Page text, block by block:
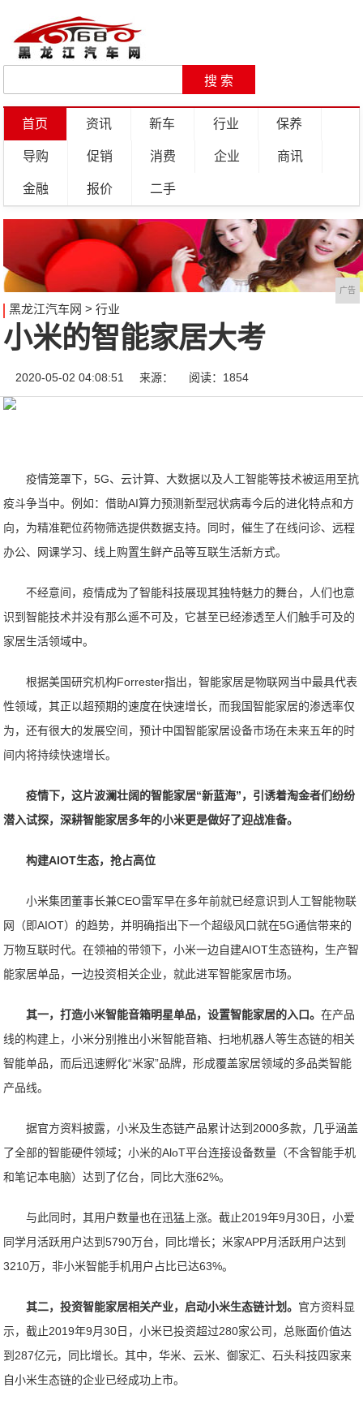
首页 资讯 新车 行业 保养
导购 促销 消费 企业 商讯
金融 报价 二手
广告
黑龙江汽车网 > 行业
小米的智能家居大考
2020-05-02 04:08:51 来源： 阅读：1854
疫情笼罩下，5G、云计算、大数据以及人工智能等技术被运用至抗
疫斗争当中。例如：借助AI算力预测新型冠状病毒今后的进化特点和方
向，为精准靶位药物筛选提供数据支持。同时，催生了在线问诊、远程
办公、网课学习、线上购置生鲜产品等互联生活新方式。
不经意间，疫情成为了智能科技展现其独特魅力的舞台，人们也意
识到智能技术并没有那么遥不可及，它甚至已经渗透至人们触手可及的
家居生活领域中。
根据美国研究机构Forrester指出，智能家居是物联网当中最具代表
性领域，其正以超预期的速度在快速增长，而我国智能家居的渗透率仅
为，还有很大的发展空间，预计中国智能家居设备市场在未来五年的时
间内将持续快速增长。
疫情下，这片波澜壮阔的智能家居“新蓝海”，引诱着淘金者们纷纷
潜入试探，深耕智能家居多年的小米更是做好了迎战准备。
构建AIOT生态，抢占高位
小米集团董事长兼CEO雷军早在多年前就已经意识到人工智能物联
网（即AIOT）的趋势，并明确指出下一个超级风口就在5G通信带来的
万物互联时代。在领袖的带领下，小米一边自建AIOT生态链构，生产智
能家居单品，一边投资相关企业，就此进军智能家居市场。
其一，打造小米智能音箱明星单品，设置智能家居的入口。在产品
线的构建上，小米分别推出小米智能音箱、扫地机器人等生态链的相关
智能单品，而后迅速孵化“米家”品牌，形成覆盖家居领域的多品类智能
产品线。
据官方资料披露，小米及生态链产品累计达到2000多款，几乎涵盖
了全部的智能硬件领域；小米的AloT平台连接设备数量（不含智能手机
和笔记本电脑）达到了亿台，同比大涨62%。
与此同时，其用户数量也在迅猛上涨。截止2019年9月30日，小爱
同学月活跃用户达到5790万台，同比增长；米家APP月活跃用户达到
3210万，非小米智能手机用户占比已达63%。
其二，投资智能家居相关产业，启动小米生态链计划。 官方资料显
示，截止2019年9月30日，小米已投资超过280家公司，总账面价值达
到287亿元，同比增长。其中，华米、云米、御家汇、石头科技四家来
自小米生态链的企业已经成功上市。